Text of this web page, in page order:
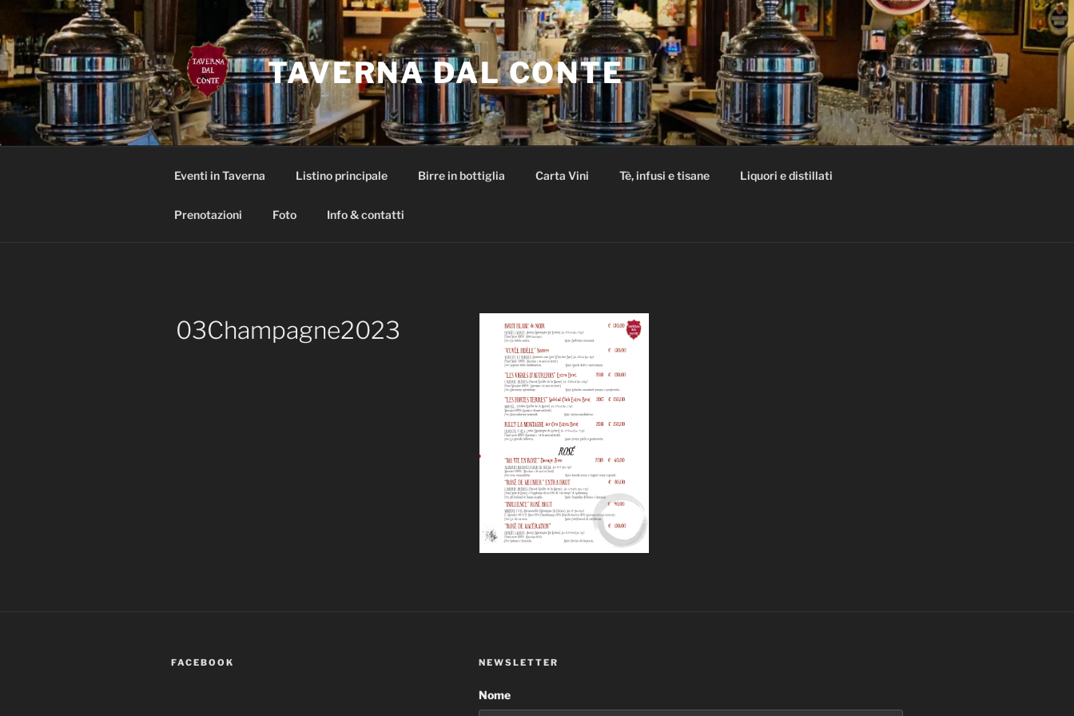
contenuto
TAVERNA DAL CONTE
Eventi in Taverna Listino principale Birre in bottiglia Carta Vini Tè, infusi e tisane Liquori e distillati
Prenotazioni Foto Info & contatti
03Champagne2023
FACEBOOK NEWSLETTER
Nome